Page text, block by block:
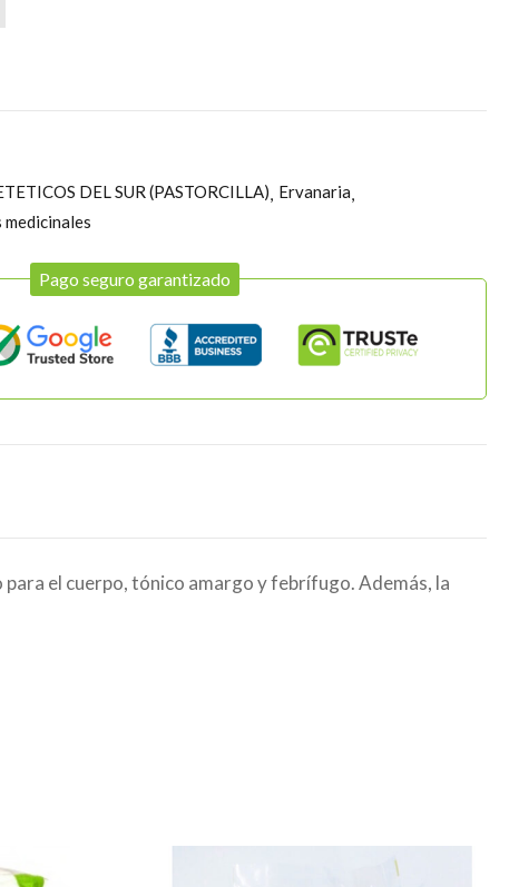
DEL SUR (PASTORCILLA) Ervanaria
medicinales
Pago seguro garantizado
el cuerpo, tónico amargo y febrífugo. Además, la